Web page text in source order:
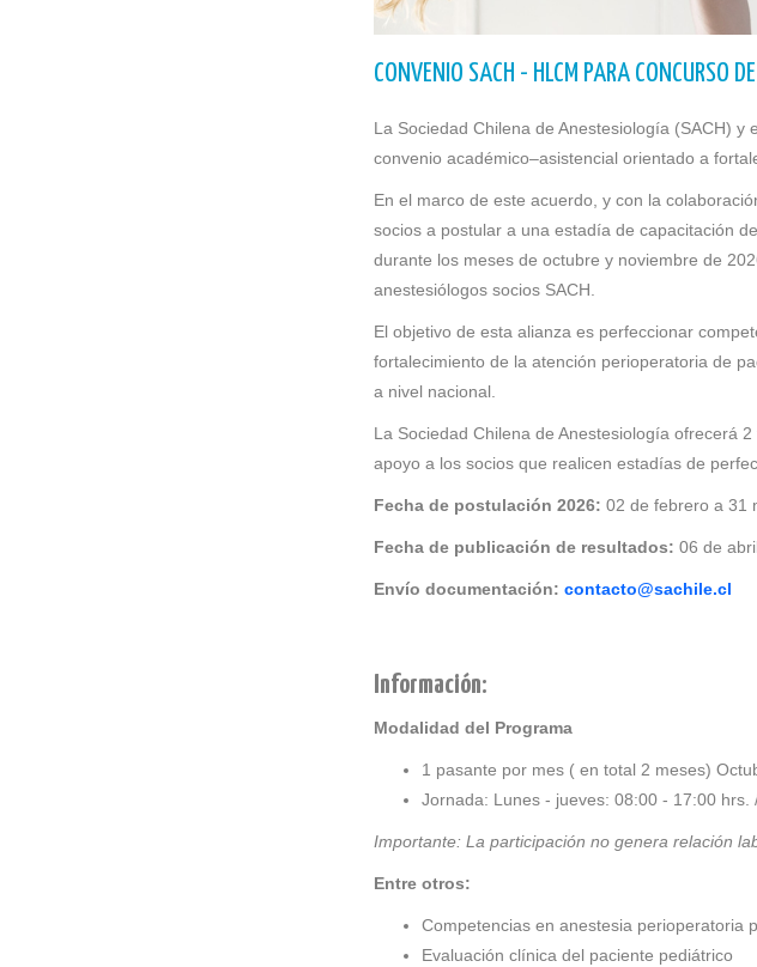
CONVENIO SACH - HLCM PARA CONCURSO
La Sociedad Chilena de Anestesiología (SACH)
convenio académico–asistencial orientado a
En el marco de este acuerdo, y con la
socios a postular a una estadía de capacitación
durante los meses de octubre y noviembre de
anestesiólogos socios SACH.
El objetivo de esta alianza es perfeccionar
fortalecimiento de la atención perioperatoria de
a nivel nacional.
La Sociedad Chilena de Anestesiología ofrecerá
apoyo a los socios que realicen estadías de
Fecha de postulación 2026: 02 de febrero a 31
Fecha de publicación de resultados: 06 de
Envío documentación: contacto@sachile.cl
Información:
Modalidad del Programa
1 pasante por mes ( en total 2 meses)
Jornada: Lunes - jueves: 08:00 - 17:00 hrs.
Importante: La participación no genera relación
Entre otros:
Competencias en anestesia perioperatoria
Evaluación clínica del paciente pediátrico